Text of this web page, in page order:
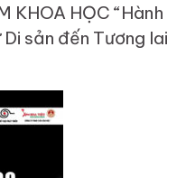
KHOA HỌC “Hành
sản đến Tương lai